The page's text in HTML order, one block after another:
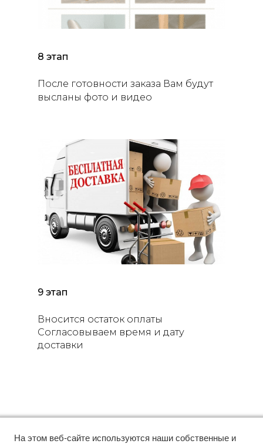
8 этап
После готовности заказа Вам будут
высланы фото и видео
9 этап
Вносится остаток оплаты
Согласовываем время и дату
доставки
На этом веб-сайте используются наши собственные и